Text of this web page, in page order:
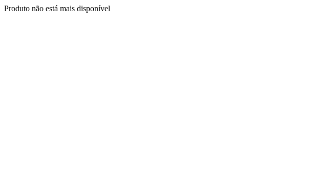
Produto não está mais disponível